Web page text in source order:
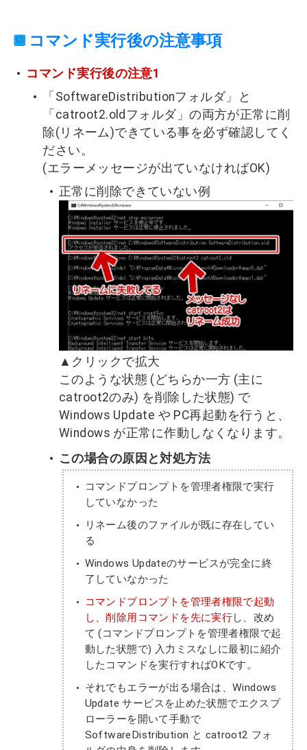
コマンド実行後の注意事項
コマンド実行後の注意1
「SoftwareDistributionフォルダ」と
「catroot2.oldフォルダ」の両方が正常に削
除(リネーム)できている事を必ず確認してく
ださい。
(エラーメッセージが出ていなければOK)
正常に削除できていない例
▲クリックで拡大
このような状態 (どちらか一方 (主に
catroot2のみ) を削除した状態) で
Windows Update や PC再起動を行うと、
Windows が正常に作動しなくなります。
この場合の原因と対処方法
コマンドプロンプトを管理者権限で実行
していなかった
リネーム後のファイルが既に存在してい
る
Windows Updateのサービスが完全に終
了していなかった
コマンドプロンプトを管理者権限で起動
し、削除用コマンドを先に実行し、改め
て (コマンドプロンプトを管理者権限で起
動した状態で) 入力ミスなしに最初に紹介
したコマンドを実行すればOKです。
それでもエラーが出る場合は、Windows
Update サービスを止めた状態でエクスプ
ローラーを開いて手動で
SoftwareDistribution と catroot2 フォ